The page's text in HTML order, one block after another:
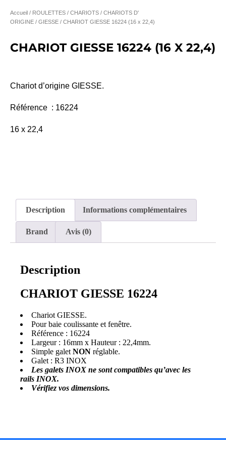
Accueil / ROULETTES / CHARIOTS / CHARIOTS D'
ORIGINE / GIESSE / CHARIOT GIESSE 16224 (16 x 22,4)
CHARIOT GIESSE 16224 (16 X 22,4)
Chariot d’origine GIESSE.
Référence : 16224
16 x 22,4
Description Informations complémentaires
Brand Avis (0)
Description
CHARIOT GIESSE 16224
Chariot GIESSE.
Pour baie coulissante et fenêtre.
Référence : 16224
Largeur : 16mm x Hauteur : 22,4mm.
Simple galet NON réglable.
Galet : R3 INOX
Les galets INOX ne sont compatibles qu’avec les
rails INOX.
Vérifiez vos dimensions.